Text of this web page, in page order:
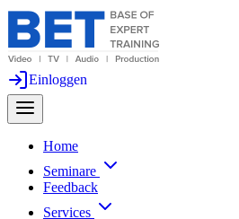
Einloggen
Home
Seminare
Feedback
Services